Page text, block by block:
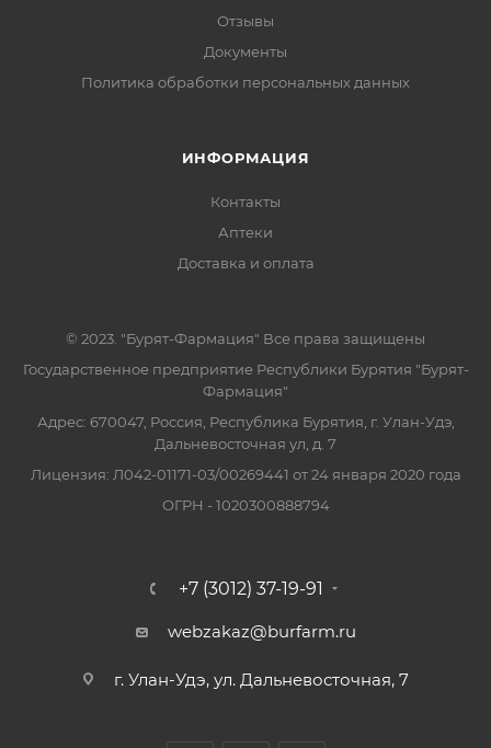
Отзывы
Документы
Политика обработки персональных данных
ИНФОРМАЦИЯ
Контакты
Аптеки
Доставка и оплата
© 2023. "Бурят-Фармация" Все права защищены
Государственное предприятие Республики Бурятия "Бурят-
Фармация"
Адрес: 670047, Россия, Республика Бурятия, г. Улан-Удэ,
Дальневосточная ул, д. 7
Лицензия: Л042-01171-03/00269441 от 24 января 2020 года
ОГРН - 1020300888794
+7 (3012) 37-19-91
webzakaz@burfarm.ru
г. Улан-Удэ, ул. Дальневосточная, 7